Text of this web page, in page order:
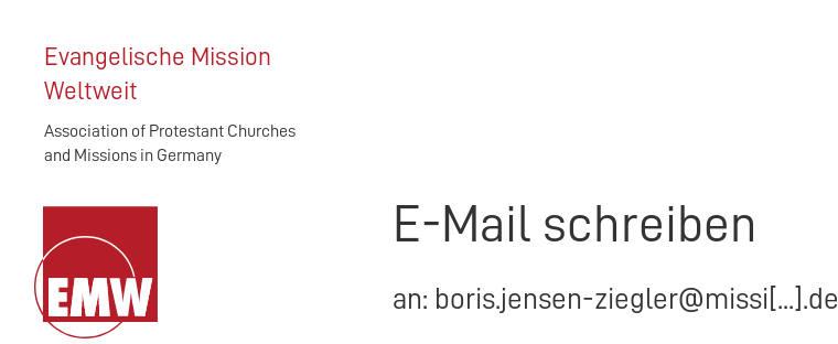
Evangelische Mission
Weltweit
Association of Protestant Churches
and Missions in Germany
E-Mail schreiben
an: boris.jensen-ziegler@missi[...].de